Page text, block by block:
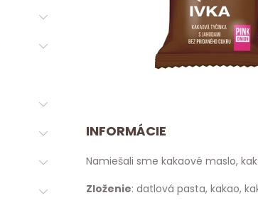
INFORMÁCIE
Namiešali sme kakaové maslo,
Zloženie: datlová pasta, kakao,